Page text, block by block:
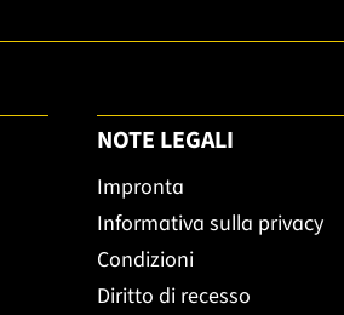
NOTE LEGALI
Impronta
Informativa sulla privacy
Condizioni
Diritto di recesso